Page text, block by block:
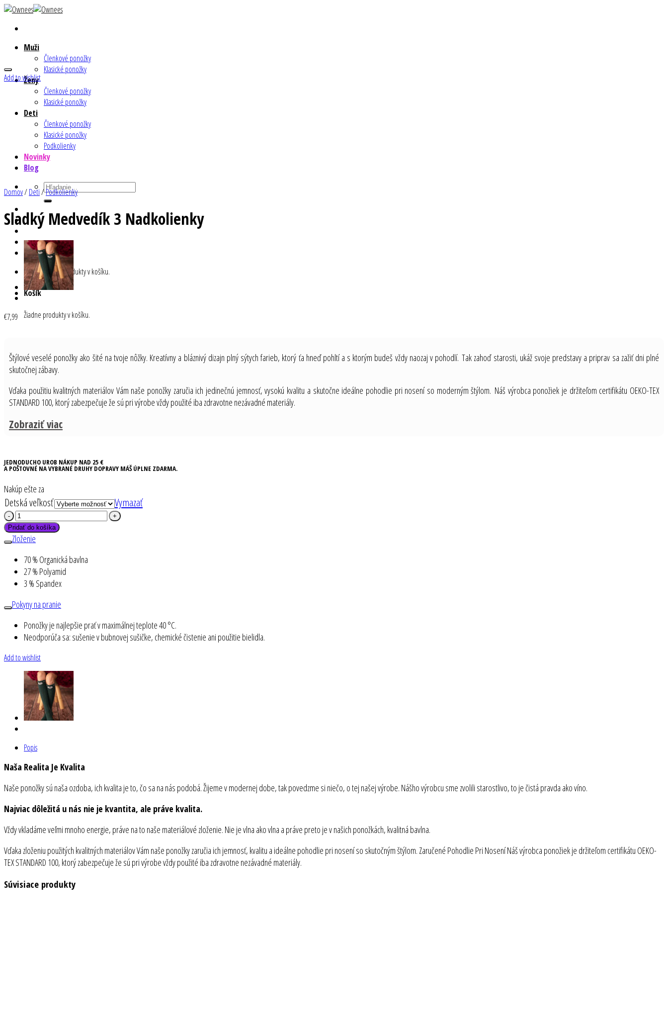
Skip
content
Muži
Členkové ponožky
Klasické ponožky
Ženy
Členkové ponožky
Klasické ponožky
Deti
Členkové ponožky
Klasické ponožky
Podkolienky
Novinky
Blog
Hľadať:
Žiadne produkty v košíku.
Košík
Žiadne produkty v košíku.
Add to wishlist
Domov/Deti/Podkolienky
Sladký Medvedík 3 Nadkolienky
€7,99
Štýlové veselé ponožky ako šité na tvoje nôžky. Kreatívny a bláznivý dizajn plný sýtych farieb, ktorý ťa hneď pohltí a s ktorým budeš vždy naozaj v pohodlí. Tak zahoď starosti, ukáž svoje predstavy a priprav sa zažiť dni plné
skutočnej zábavy.
Vďaka použitiu kvalitných materiálov Vám naše ponožky zaručia ich jedinečnú jemnosť, vysokú kvalitu a skutočne ideálne pohodlie pri nosení so moderným štýlom. Náš výrobca ponožiek je držiteľom certifikátu OEKO-TEX
STANDARD 100, ktorý zabezpečuje že sú pri výrobe vždy použité iba zdravotne nezávadné materiály.
Zobraziť viac
JEDNODUCHO UROB NÁKUP NAD 25 €
A POŠTOVNÉ NA VYBRANÉ DRUHY DOPRAVY MÁŠ ÚPLNE ZDARMA.
Nakúp ešte za
Detská veľkosť Vymazať
množstvo
Sladký
Medvedík
Nadkolienky
Pridať do košíka
Zloženie
70 % Organická bavlna
27 % Polyamid
3 % Spandex
Pokyny na pranie
Ponožky je najlepšie prať v maximálnej teplote 40 °C.
Neodporúča sa: sušenie v bubnovej sušičke, chemické čistenie ani použitie bielidla.
Add to wishlist
Popis
Naša Realita Je Kvalita
Naše ponožky sú naša ozdoba, ich kvalita je to, čo sa na nás podobá. Žijeme v modernej dobe, tak povedzme si niečo, o tej našej výrobe. Nášho výrobcu sme zvolili starostlivo, to je čistá pravda ako víno.
Najviac dôležitá u nás nie je kvantita, ale práve kvalita.
Vždy vkladáme veľmi mnoho energie, práve na to naše materiálové zloženie. Nie je vlna ako vlna a práve preto je v našich ponožkách, kvalitná bavlna.
Vďaka zloženiu použitých kvalitných materiálov Vám naše ponožky zaručia ich jemnosť, kvalitu a ideálne pohodlie pri nosení so skutočným štýlom. Zaručené Pohodlie Pri Nosení Náš výrobca ponožiek je držiteľom certifikátu OEKO-
TEX STANDARD 100, ktorý zabezpečuje že sú pri výrobe vždy použité iba zdravotne nezávadné materiály.
Súvisiace produkty